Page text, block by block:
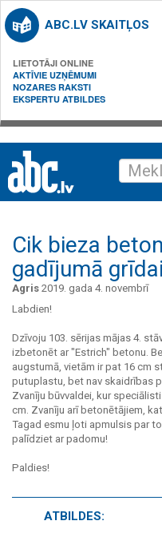
ABC.LV SKAITĻOS
LIETOTĀJI ONLINE
AKTĪVIE UZŅĒMUMI
NOZARES RAKSTI
EKSPERTU ATBILDES
Cik bieza
gadījumā
Agris 2019. gada 4. novembrī
Labdien!
Dzīvoju 103. sērijas mājas 4.
izbetonēt ar "Estrich" betonu.
augstumā, vietām ir pat 16 cm
putuplastu, bet nav skaidrības
Zvanīju būvvaldei, kur
cm. Zvanīju arī betonētājiem,
Tagad esmu ļoti apmulsis par
palīdziet ar padomu!
Paldies!
ATBILDES: